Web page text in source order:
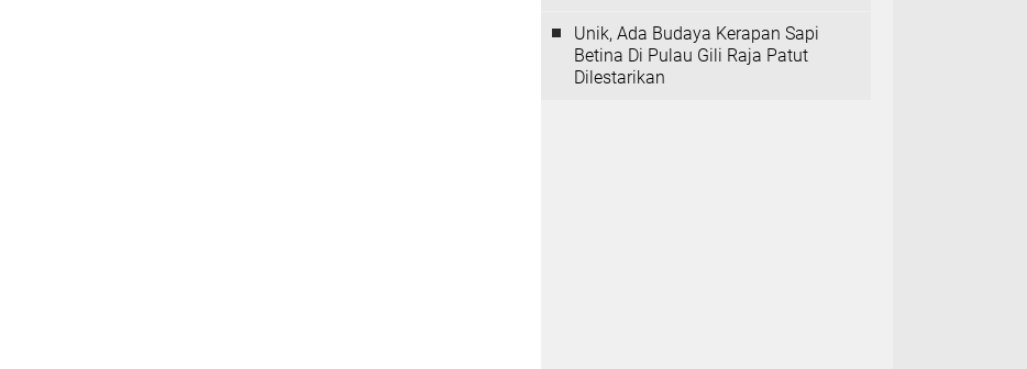
Unik, Ada Budaya Kerapan Sapi
Betina Di Pulau Gili Raja Patut
Dilestarikan